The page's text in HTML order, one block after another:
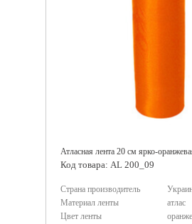
Атласная лента 20 см ярко-
Код товара: AL 200_09
Страна производитель
Материал ленты
атлас
Цвет ленты